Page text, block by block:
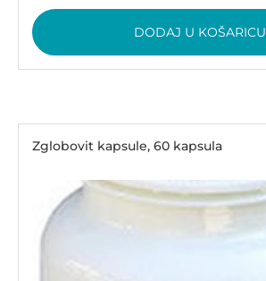
DODAJ U KOŠARICU
Zglobovit kapsule, 60 kapsula